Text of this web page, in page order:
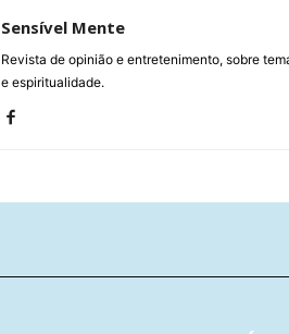
Sensível Mente
Revista de opinião e entretenimento, sobre
e espiritualidade.